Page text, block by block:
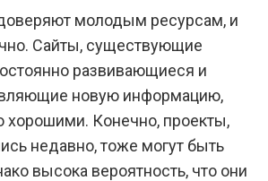
молодым ресурсам, и
Сайты, существующие
развивающиеся и
новую информацию,
хорошими. Конечно, проекты,
недавно, тоже могут быть
высока вероятность, что они